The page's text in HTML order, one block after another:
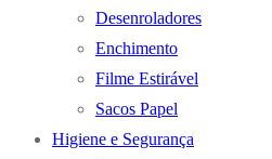
Desenroladores
Enchimento
Filme Estirável
Sacos Papel
Higiene e Segurança